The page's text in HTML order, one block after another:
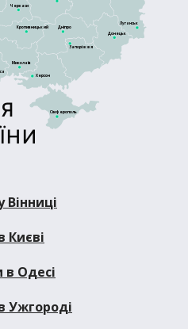
Сімферополь
Дніпро
Кропивницький
Черкаси
Запоріжжя
Херсон
Донецьк
Луганськ
Миколаїв
Києві
в Одесі
Ужгороді